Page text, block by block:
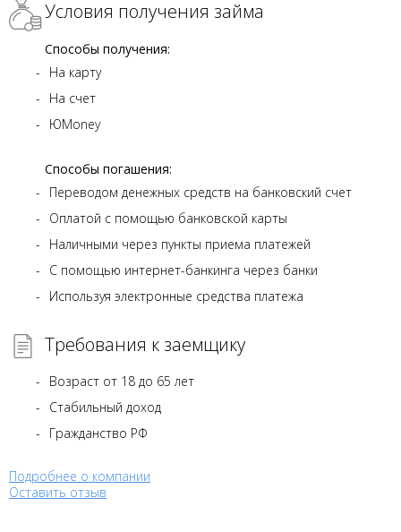
Условия получения займа
Способы получения:
На карту
На счет
ЮMoney
Способы погашения:
Переводом денежных средств на банковский счет
Оплатой с помощью банковской карты
Наличными через пункты приема платежей
С помощью интернет-банкинга через банки
Используя электронные средства платежа
Требования к заемщику
Возраст от 18 до 65 лет
Стабильный доход
Гражданство РФ
Подробнее о компании
Оставить отзыв